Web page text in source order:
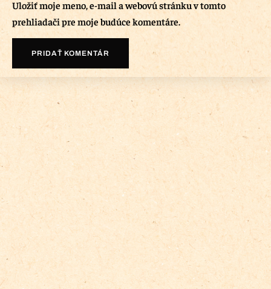
Uložiť moje meno, e-mail a webovú stránku v tomto
prehliadači pre moje budúce komentáre.